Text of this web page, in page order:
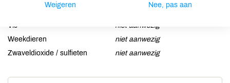
Vis
niet aanwezig
Weekdieren
niet aanwezig
Zwaveldioxide / sulfieten
niet aanwezig
Weigeren Nee, pas aan